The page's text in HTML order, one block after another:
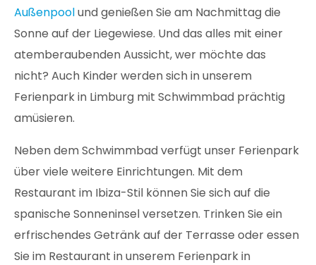
Außenpoolund genießen Sie am Nachmittag die
Sonne auf der Liegewiese. Und das alles mit einer
atemberaubenden Aussicht, wer möchte das
nicht? Auch Kinder werden sich in unserem
Ferienpark in Limburg mit Schwimmbad prächtig
amüsieren.
Neben dem Schwimmbad verfügt unser Ferienpark
über viele weitere Einrichtungen. Mit dem
Restaurant im Ibiza-Stil können Sie sich auf die
spanische Sonneninsel versetzen. Trinken Sie ein
erfrischendes Getränk auf der Terrasse oder essen
Sie im Restaurant in unserem Ferienpark in